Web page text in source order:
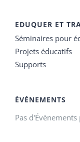
EDUQUER ET
Séminaires pour
Projets éducatifs
Supports
ÉVÉNEMENTS
Pas